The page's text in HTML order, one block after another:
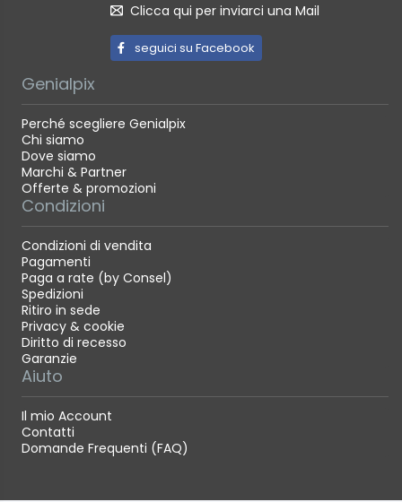
Clicca qui per inviarci una Mail
seguici su Facebook
Genialpix
Perché scegliere Genialpix
Chi siamo
Dove siamo
Marchi & Partner
Offerte & promozioni
Condizioni
Condizioni di vendita
Pagamenti
Paga a rate (by Consel)
Spedizioni
Ritiro in sede
Privacy & cookie
Diritto di recesso
Garanzie
Aiuto
Il mio Account
Contatti
Domande Frequenti (FAQ)